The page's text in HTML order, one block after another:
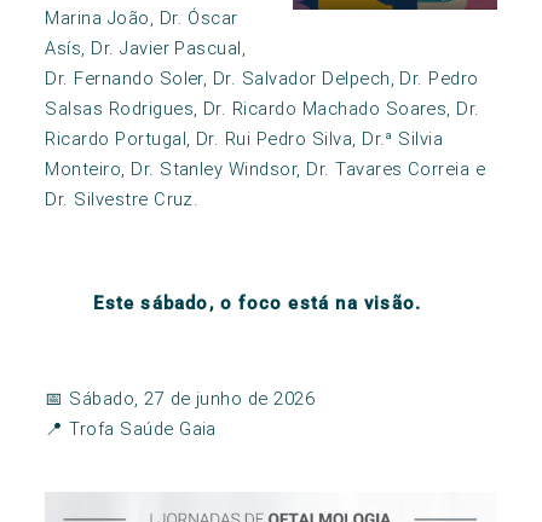
Marina João, Dr. Óscar
Asís, Dr. Javier Pascual,
Dr. Fernando Soler, Dr. Salvador Delpech, Dr. Pedro
Salsas Rodrigues, Dr. Ricardo Machado Soares, Dr.
Ricardo Portugal, Dr. Rui Pedro Silva, Dr.ª Silvia
Monteiro, Dr. Stanley Windsor, Dr. Tavares Correia e
Dr. Silvestre Cruz.
Este sábado, o foco está na visão.
📅 Sábado, 27 de junho de 2026
📍 Trofa Saúde Gaia